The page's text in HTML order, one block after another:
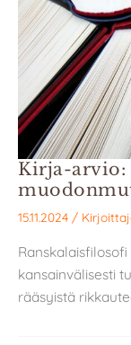
Kirja-arvio:
15.11.2024 /
kansainvälisesti
rääsyistä